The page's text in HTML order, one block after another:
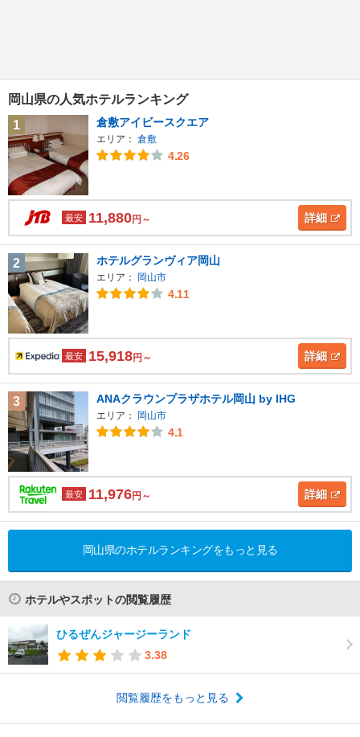
岡山県の人気ホテルランキング
1
倉敷アイビースクエア
エリア： 倉敷
4.26
最安 11,880円～ 詳細
2 ホテルグランヴィア岡山
エリア： 岡山市
4.11
最安 15,918円～ 詳細
3 ANAクラウンプラザホテル岡山 by IHG
エリア： 岡山市
4.1
最安 11,976円～ 詳細
岡山県のホテルランキングをもっと見る
ホテルやスポットの閲覧履歴
ひるぜんジャージーランド
3.38
閲覧履歴をもっと見る